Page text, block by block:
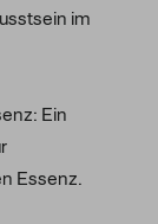
im
Ein
Essenz.